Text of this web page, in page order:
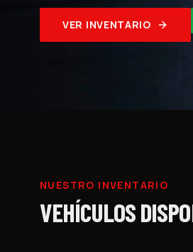
VER INVENTARIO
NUESTRO INVENTARIO
VEHÍCULOS